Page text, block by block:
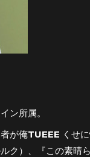
ン所属。
が俺TUEEE くせ
ルク）、『この素